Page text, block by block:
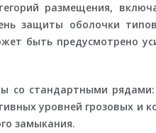
размещения,
защиты оболочки
быть предусмотрено
со стандартными
уровней грозовых и
замыкания.